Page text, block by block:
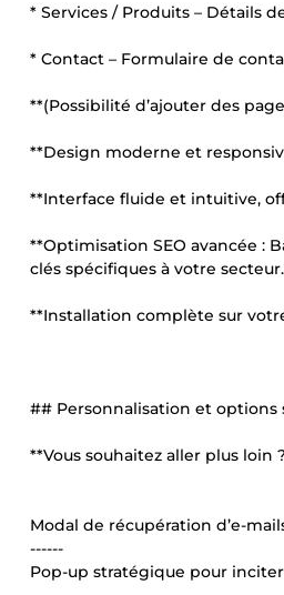
* Services / Produits – Détails
* Contact – Formulaire de
**(Possibilité d’ajouter des
**Design moderne et
**Interface fluide et intuitive,
**Optimisation SEO avancée :
clés spécifiques à votre
**Installation complète sur
## Personnalisation et options
**Vous souhaitez aller plus loin
Modal de récupération d’e-
------
Pop-up stratégique pour